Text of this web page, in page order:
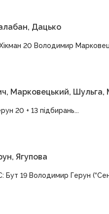
Дацько
20 Володимир
Марковецький, Шульга,
20 + 13 підбирань...
Ягупова
С: Бут 19 Володимир Герун